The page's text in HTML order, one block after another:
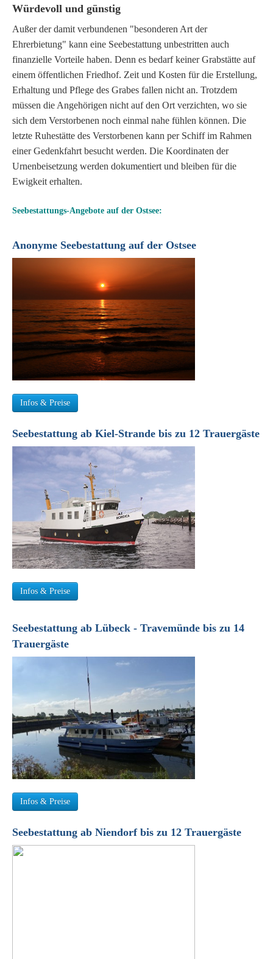
Würdevoll und günstig
Außer der damit verbundenen "besonderen Art der
Ehrerbietung" kann eine Seebestattung unbestritten auch
finanzielle Vorteile haben. Denn es bedarf keiner Grabstätte auf
einem öffentlichen Friedhof. Zeit und Kosten für die Erstellung,
Erhaltung und Pflege des Grabes fallen nicht an. Trotzdem
müssen die Angehörigen nicht auf den Ort verzichten, wo sie
sich dem Verstorbenen noch einmal nahe fühlen können. Die
letzte Ruhestätte des Verstorbenen kann per Schiff im Rahmen
einer Gedenkfahrt besucht werden. Die Koordinaten der
Urnenbeisetzung werden dokumentiert und bleiben für die
Ewigkeit erhalten.
Seebestattungs-Angebote auf der Ostsee:
Anonyme Seebestattung auf der Ostsee
Infos & Preise
Seebestattung ab Kiel-Strande bis zu 12 Trauergäste
Infos & Preise
Seebestattung ab Lübeck - Travemünde bis zu 14
Trauergäste
Infos & Preise
Seebestattung ab Niendorf bis zu 12 Trauergäste